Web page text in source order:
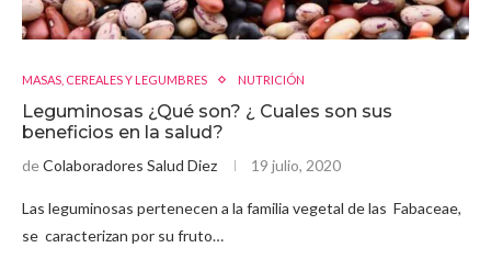
MASAS, CEREALES Y LEGUMBRES NUTRICIÓN
Leguminosas ¿Qué son? ¿ Cuales son sus
beneficios en la salud?
deColaboradores Salud Diez 19 julio, 2020
Las leguminosas pertenecen a la familia vegetal de las Fabaceae,
se caracterizan por su fruto…